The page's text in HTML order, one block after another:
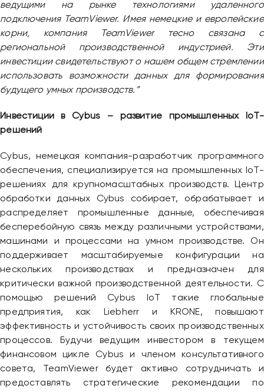
ведущими на рынке технологиями удаленного
подключения TeamViewer. Имея немецкие и европейские
корни, компания TeamViewer тесно связана с
региональной производственной индустрией. Эти
инвестиции свидетельствуют о нашем общем стремлении
использовать возможности данных для формирования
будущего умных производств.”
Инвестиции в Cybus – развитие промышленных IoT-
решений
Cybus, немецкая компания-разработчик программного
обеспечения, специализируется на промышленных IoT-
решениях для крупномасштабных производств. Центр
обработки данных Cybus собирает, обрабатывает и
распределяет промышленные данные, обеспечивая
бесперебойную связь между различными устройствами,
машинами и процессами на умном производстве. Он
поддерживает масштабируемые конфигурации на
нескольких производствах и предназначен для
критически важной производственной деятельности. С
помощью решений Cybus IoT такие глобальные
предприятия, как Liebherr и KRONE, повышают
эффективность и устойчивость своих производственных
процессов. Будучи ведущим инвестором в текущем
финансовом цикле Cybus и членом консультативного
совета, TeamViewer будет активно сотрудничать и
предоставлять стратегические рекомендации по